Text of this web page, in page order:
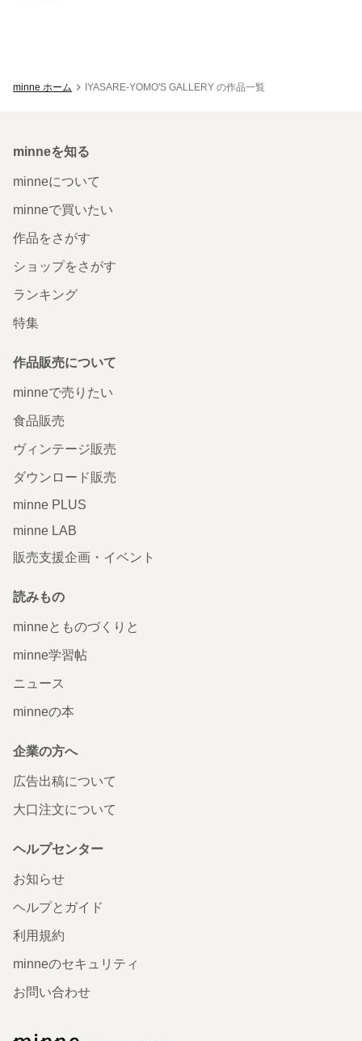
minne ホーム IYASARE-YOMO'S GALLERY の作品一覧
minneを知る
minneについて
minneで買いたい
作品をさがす
ショップをさがす
ランキング
特集
作品販売について
minneで売りたい
食品販売
ヴィンテージ販売
ダウンロード販売
minne PLUS
minne LAB
販売支援企画・イベント
読みもの
minneとものづくりと
minne学習帖
ニュース
minneの本
企業の方へ
広告出稿について
大口注文について
ヘルプセンター
お知らせ
ヘルプとガイド
利用規約
minneのセキュリティ
お問い合わせ